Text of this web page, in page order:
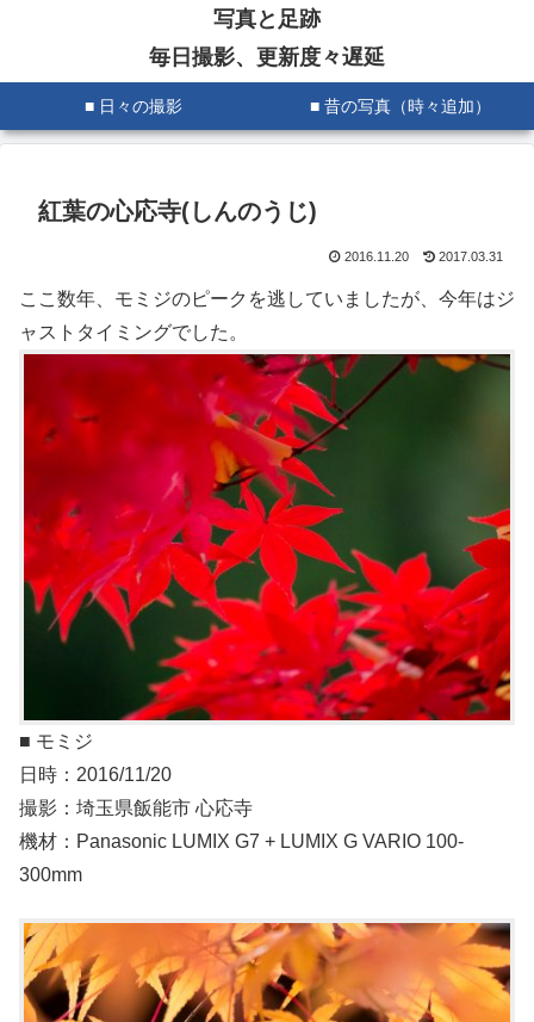
写真と足跡
毎日撮影、更新度々遅延
■ 日々の撮影 ■ 昔の写真（時々追加）
紅葉の心応寺(しんのうじ)
2016.11.20 2017.03.31
ここ数年、モミジのピークを逃していましたが、今年はジ
ャストタイミングでした。
■ モミジ
日時：2016/11/20
撮影：埼玉県飯能市 心応寺
機材：Panasonic LUMIX G7 + LUMIX G VARIO 100-
300mm